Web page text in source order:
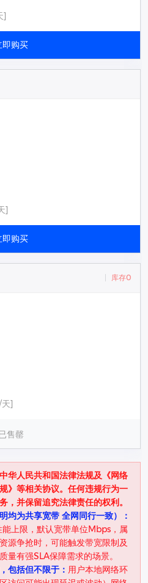
]
即购买
]
即购买
库存0
]
售罄
华人民共和国法律法规及《网络
》等相关协议。任何违规行为一
，并保留追究法律责任的权利。
均为共享宽带 全网同行一致）：
上限，默认宽带单位Mbps，属
源争抢时，可能触发带宽限制及
量有强SLA保障需求的场景。
包括但不限于： 用户本地网络环